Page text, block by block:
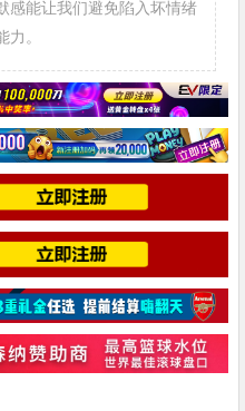
感能让我们避免陷入坏情绪
。